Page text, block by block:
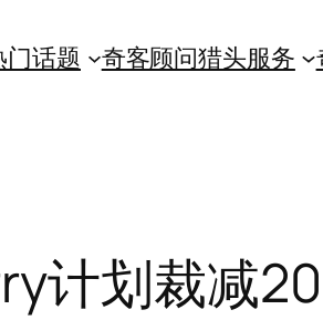
门话题 奇客顾问猎头服务
计划裁减